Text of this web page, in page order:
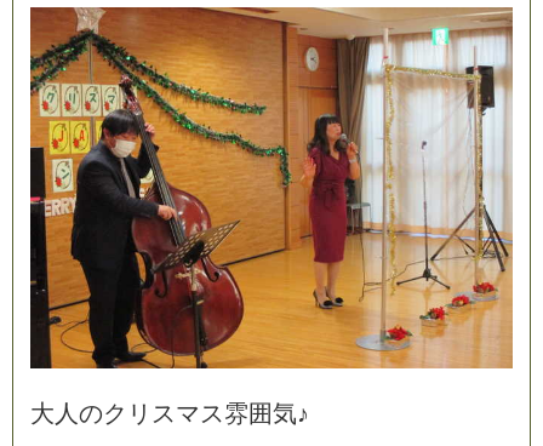
大 人のク リ スマ ス雰囲気♪